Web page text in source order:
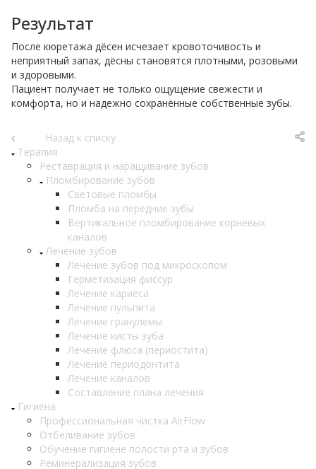
Результат
После кюретажа дёсен исчезает кровоточивость и
неприятный запах, дёсны становятся плотными, розовыми
и здоровыми.
Пациент получает не только ощущение свежести и
комфорта, но и надежно сохранённые собственные зубы.
Назад к списку
Терапия
Реставрация и наращивание зубов
Пломбирование зубов
Световые пломбы
Пломба на передние зубы
Вертикальное пломбирование корневых
каналов
Лечение зубов
Лечение зубов под микроскопом
Герметизация фиссур
Лечение кариеса
Лечение пульпита
Лечение гранулемы
Лечение кисты зуба
Лечение флюса (периостита)
Лечение периодонтита
Лечение каналов
Составление плана лечения
Гигиена
Профессиональная чистка AirFlow
Отбеливание зубов
Обучение гигиене полости рта и зубов
Реминерализация зубов